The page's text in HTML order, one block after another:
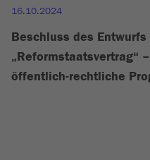
16.10.2024
Beschluss des Entwurfs
„Reformstaatsvertrag“
öffentlich-rechtliche